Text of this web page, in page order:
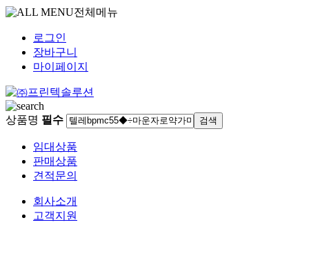
전체메뉴
로그인
장바구니
마이페이지
상품명 필수
임대상품
판매상품
견적문의
회사소개
고객지원